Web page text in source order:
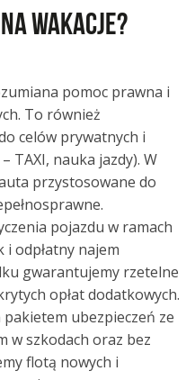
wakacje?
pomoc prawna i
To również
celów prywatnych i
TAXI, nauka jazdy). W
przystosowane do
pojazdu w ramach
i odpłatny najem
gwarantujemy rzetelne
opłat dodatkowych.
ubezpieczeń ze
w szkodach oraz bez
flotą nowych i